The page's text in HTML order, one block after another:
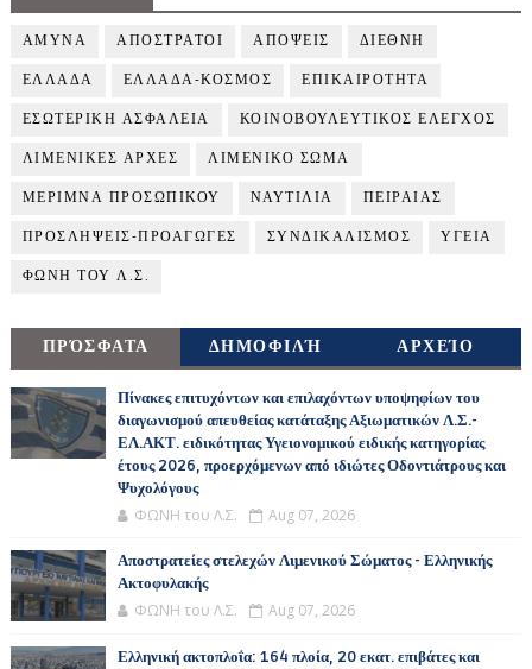
ΑΜΥΝΑ ΑΠΟΣΤΡΑΤΟΙ ΑΠΟΨΕΙΣ ΔΙΕΘΝΗ
ΕΛΛΑΔΑ ΕΛΛΑΔΑ-ΚΟΣΜΟΣ ΕΠΙΚΑΙΡΟΤΗΤΑ
ΕΣΩΤΕΡΙΚΗ ΑΣΦΑΛΕΙΑ ΚΟΙΝΟΒΟΥΛΕΥΤΙΚΟΣ ΕΛΕΓΧΟΣ
ΛΙΜΕΝΙΚΕΣ ΑΡΧΕΣ ΛΙΜΕΝΙΚΟ ΣΩΜΑ
ΜΕΡΙΜΝΑ ΠΡΟΣΩΠΙΚΟΥ ΝΑΥΤΙΛΙΑ ΠΕΙΡΑΙΑΣ
ΠΡΟΣΛΗΨΕΙΣ-ΠΡΟΑΓΩΓΕΣ ΣΥΝΔΙΚΑΛΙΣΜΟΣ ΥΓΕΙΑ
ΦΩΝΗ ΤΟΥ Λ.Σ.
ΠΡΌΣΦΑΤΑ ΔΗΜΟΦΙΛΉ ΑΡΧΕΊΟ
Πίνακες επιτυχόντων και επιλαχόντων υποψηφίων του
διαγωνισμού απευθείας κατάταξης Αξιωματικών Λ.Σ.-
ΕΛ.ΑΚΤ. ειδικότητας Υγειονομικού ειδικής κατηγορίας
έτους 2026, προερχόμενων από ιδιώτες Οδοντιάτρους και
Ψυχολόγους
ΦΩΝΗ του Λ.Σ. Aug 07, 2026
Αποστρατείες στελεχών Λιμενικού Σώματος - Ελληνικής
Ακτοφυλακής
ΦΩΝΗ του Λ.Σ. Aug 07, 2026
Ελληνική ακτοπλοΐα: 164 πλοία, 20 εκατ. επιβάτες και